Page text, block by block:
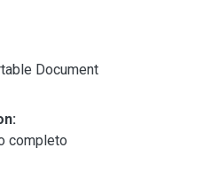
Document
completo